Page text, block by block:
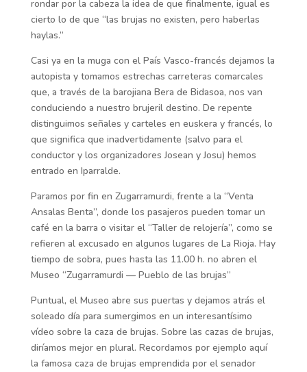
rondar por la cabeza la idea de que finalmente, igual es
cierto lo de que “las brujas no existen, pero haberlas
haylas.”
Casi ya en la muga con el País Vasco-francés dejamos la
autopista y tomamos estrechas carreteras comarcales
que, a través de la barojiana Bera de Bidasoa, nos van
conduciendo a nuestro brujeril destino. De repente
distinguimos señales y carteles en euskera y francés, lo
que significa que inadvertidamente (salvo para el
conductor y los organizadores Josean y Josu) hemos
entrado en Iparralde.
Paramos por fin en Zugarramurdi, frente a la “Venta
Ansalas Benta”, donde los pasajeros pueden tomar un
café en la barra o visitar el “Taller de relojería”, como se
refieren al excusado en algunos lugares de La Rioja. Hay
tiempo de sobra, pues hasta las 11.00 h. no abren el
Museo “Zugarramurdi — Pueblo de las brujas”
Puntual, el Museo abre sus puertas y dejamos atrás el
soleado día para sumergimos en un interesantísimo
vídeo sobre la caza de brujas. Sobre las cazas de brujas,
diríamos mejor en plural. Recordamos por ejemplo aquí
la famosa caza de brujas emprendida por el senador